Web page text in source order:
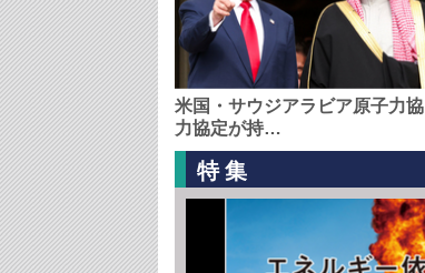
米国・サウジアラビア原子力協
力協定が持…
特集